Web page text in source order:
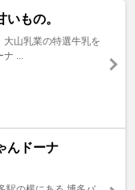
もの。
大山乳業の特選牛乳を
ナ ...
んドーナ